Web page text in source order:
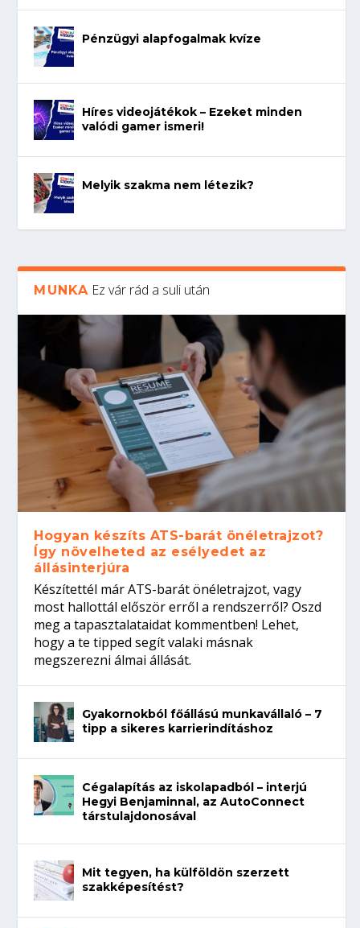
Pénzügyi alapfogalmak kvíze
Híres videojátékok – Ezeket minden
valódi gamer ismeri!
Melyik szakma nem létezik?
MUNKA Ez vár rád a suli után
Hogyan készíts ATS-barát önéletrajzot?
Így növelheted az esélyedet az
állásinterjúra
Készítettél már ATS-barát önéletrajzot, vagy
most hallottál először erről a rendszerről? Oszd
meg a tapasztalataidat kommentben! Lehet,
hogy a te tipped segít valaki másnak
megszerezni álmai állását.
Gyakornokból főállású munkavállaló – 7
tipp a sikeres karrierindításhoz
Cégalapítás az iskolapadból – interjú
Hegyi Benjaminnal, az AutoConnect
társtulajdonosával
Mit tegyen, ha külföldön szerzett
szakképesítést?